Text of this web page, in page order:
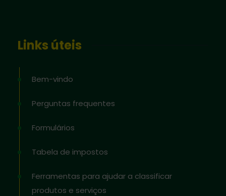
Links úteis
Bem-vindo
Perguntas frequentes
Formulários
Tabela de impostos
Ferramentas para ajudar a classificar
produtos e serviços